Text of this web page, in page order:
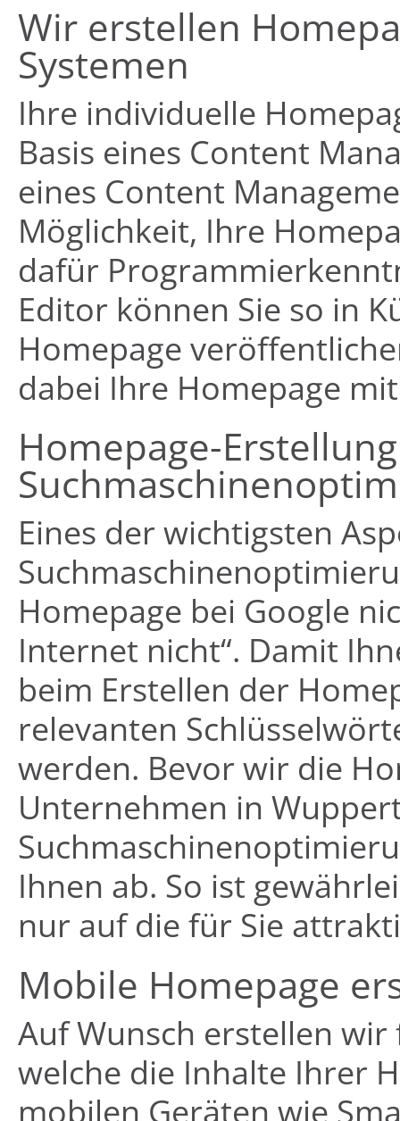
Wir erstellen
Systemen
Ihre individuelle
Basis eines Content
eines Content
Möglichkeit, Ihre
dafür
Editor können Sie so in
Homepage
dabei Ihre Homepage
Homepage-
Eines der wichtigsten
Homepage bei Google
Internet nicht“. Damit
beim Erstellen der
relevanten
werden. Bevor wir die
Unternehmen in
Ihnen ab. So ist
nur auf die für Sie
Mobile Homepage
Auf Wunsch erstellen
welche die Inhalte Ihrer
mobilen Geräten wie